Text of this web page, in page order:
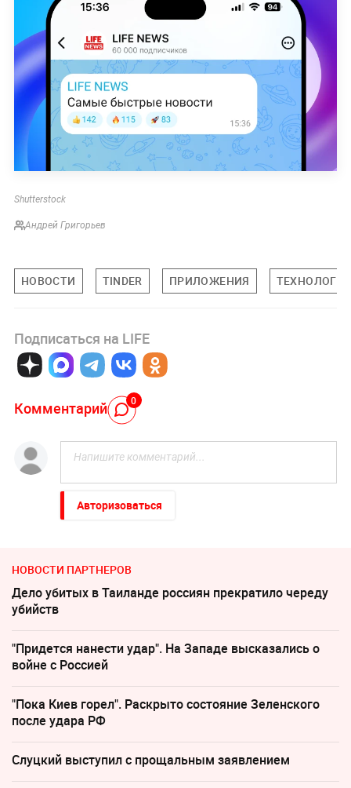
Shutterstock
Андрей Григорьев
НОВОСТИ TINDER ПРИЛОЖЕНИЯ
Подписаться на LIFE
Комментарий 0
Авторизоваться
НОВОСТИ ПАРТНЕРОВ
Дело убитых в Таиланде россиян прекратило череду
убийств
"Придется нанести удар". На Западе высказались о
войне с Россией
"Пока Киев горел". Раскрыто состояние Зеленского
после удара РФ
Слуцкий выступил с прощальным заявлением